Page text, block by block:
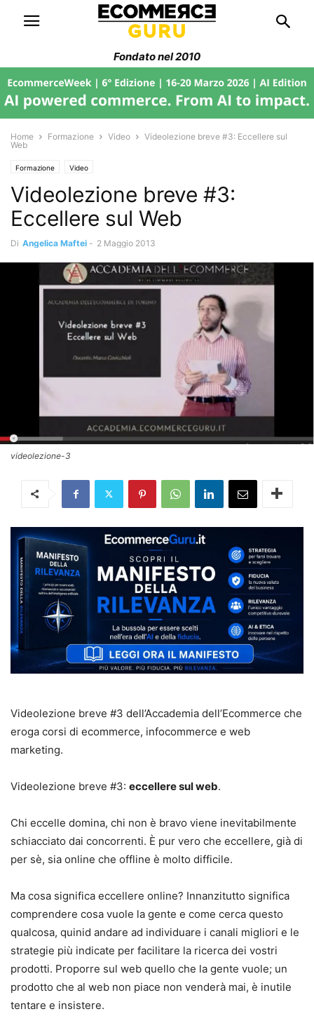
Fondato nel 2010
Home Formazione Video
Videolezione breve #3: Eccellere sul
Web
Formazione Video
Videolezione breve #3:
Eccellere sul Web
Di Angelica Maftei - 2 Maggio 2013
videolezione-3
Videolezione breve #3 dell’Accademia dell’Ecommerce che
eroga corsi di ecommerce, infocommerce e web
marketing.
Videolezione breve #3: eccellere sul web.
Chi eccelle domina, chi non è bravo viene inevitabilmente
schiacciato dai concorrenti. È pur vero che eccellere, già di
per sè, sia online che offline è molto difficile.
Ma cosa significa eccellere online? Innanzitutto significa
comprendere cosa vuole la gente e come cerca questo
qualcosa, quinid andare ad individuare i canali migliori e le
strategie più indicate per facilitare la ricerca dei vostri
prodotti. Proporre sul web quello che la gente vuole; un
prodotto che al web non piace non venderà mai, è inutile
tentare e insistere.